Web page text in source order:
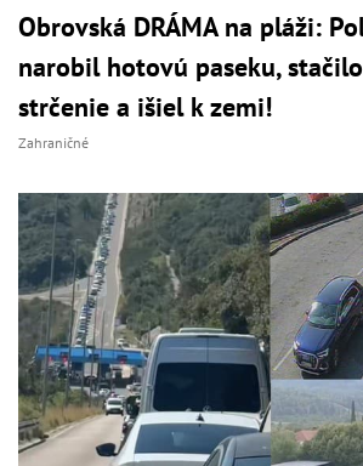
Obrovská DRÁMA na pláži:
narobil hotovú paseku,
strčenie a išiel k zemi!
Zahraničné